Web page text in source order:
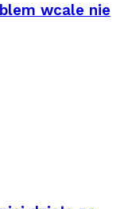
wcale nie